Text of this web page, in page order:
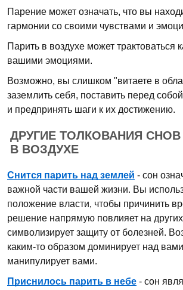
Парение может означать, что вы
гармонии со своими чувствами и
Парить в воздухе может трактоваться
вашими эмоциями.
Возможно, вы слишком "витаете в
заземлить себя, поставить перед
и предпринять шаги к их достижению.
ДРУГИЕ ТОЛКОВАНИЯ
В ВОЗДУХЕ
Снится парить над землей - сон
важной части вашей жизни. Вы
положение власти, чтобы причинить
решение напрямую повлияет на
символизирует защиту от болезней.
каким-то образом доминирует над
манипулирует вами.
Приснилось парить в небе - сон